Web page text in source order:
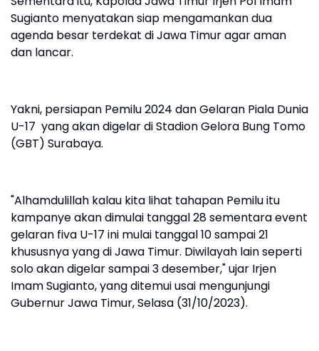
Sugianto menyatakan siap mengamankan dua
agenda besar terdekat di Jawa Timur agar aman
dan lancar.
Yakni, persiapan Pemilu 2024 dan Gelaran Piala Dunia
U-17 yang akan digelar di Stadion Gelora Bung Tomo
(GBT) Surabaya.
"Alhamdulillah kalau kita lihat tahapan Pemilu itu
kampanye akan dimulai tanggal 28 sementara event
gelaran fiva U-17 ini mulai tanggal 10 sampai 21
khususnya yang di Jawa Timur. Diwilayah lain seperti
solo akan digelar sampai 3 desember," ujar Irjen
Imam Sugianto, yang ditemui usai mengunjungi
Gubernur Jawa Timur, Selasa (31/10/2023).